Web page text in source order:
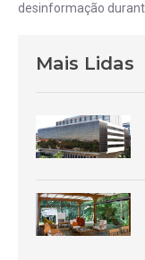
desinformação
Mais Lidas